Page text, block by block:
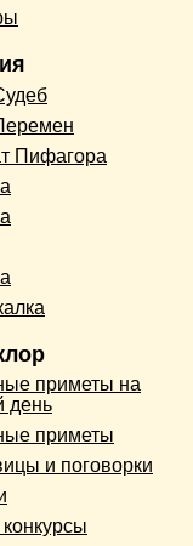
Пифагора
приметы на
день
приметы
и поговорки